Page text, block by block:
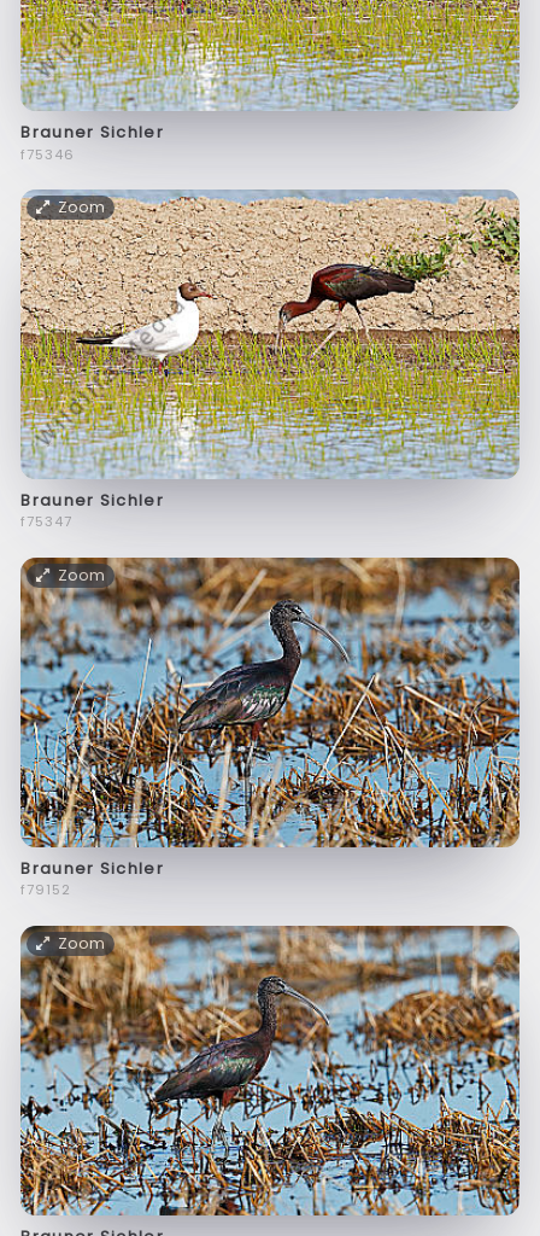
Brauner Sichler
f75346
Zoom
Brauner Sichler
f75347
Zoom
Brauner Sichler
f79152
Zoom